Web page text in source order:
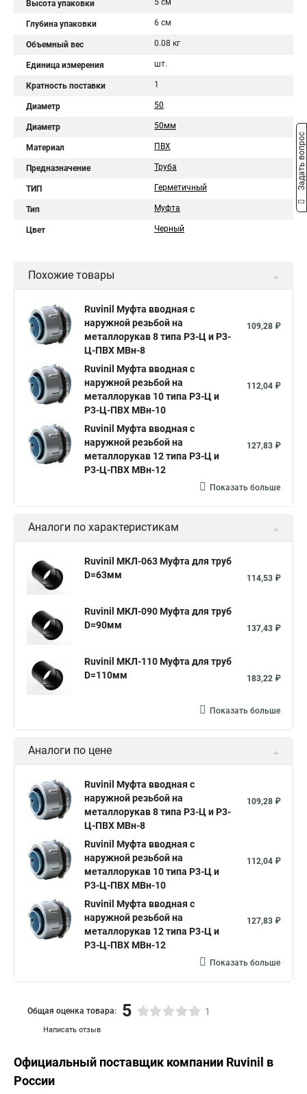
Высота упаковки 5 см
Глубина упаковки 6 см
Объемный вес 0.08 кг
Единица измерения шт.
Кратность поставки 1
Диаметр 50
Диаметр 50мм
Материал ПВХ
Предназначение Труба
ТИП Герметичный
Тип Муфта
Цвет Черный
Похожие товары
Ruvinil Муфта вводная с
наружной резьбой на
металлорукав 8 типа Р3-Ц и Р3-
Ц-ПВХ МВн-8
109,28 ₽
Ruvinil Муфта вводная с
наружной резьбой на
металлорукав 10 типа Р3-Ц и
Р3-Ц-ПВХ МВн-10
112,04 ₽
Ruvinil Муфта вводная с
наружной резьбой на
металлорукав 12 типа Р3-Ц и
Р3-Ц-ПВХ МВн-12
127,83 ₽
Показать больше
Аналоги по характеристикам
Ruvinil МКЛ-063 Муфта для труб
D=63мм
114,53 ₽
Ruvinil МКЛ-090 Муфта для труб
D=90мм
137,43 ₽
Ruvinil МКЛ-110 Муфта для труб
D=110мм
183,22 ₽
Показать больше
Аналоги по цене
Ruvinil Муфта вводная с
наружной резьбой на
металлорукав 8 типа Р3-Ц и Р3-
Ц-ПВХ МВн-8
109,28 ₽
Ruvinil Муфта вводная с
наружной резьбой на
металлорукав 10 типа Р3-Ц и
Р3-Ц-ПВХ МВн-10
112,04 ₽
Ruvinil Муфта вводная с
наружной резьбой на
металлорукав 12 типа Р3-Ц и
Р3-Ц-ПВХ МВн-12
127,83 ₽
Показать больше
Написать отзыв
Общая оценка товара: 5 1
Официальный поставщик компании Ruvinil в
России
Задать вопрос